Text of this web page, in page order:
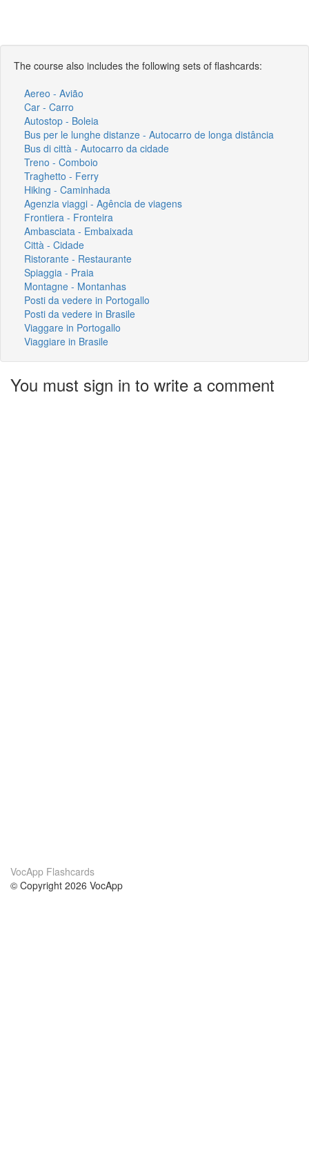
The course also includes the following sets of flashcards:
Aereo - Avião
Car - Carro
Autostop - Boleia
Bus per le lunghe distanze - Autocarro de longa distância
Bus di città - Autocarro da cidade
Treno - Comboio
Traghetto - Ferry
Hiking - Caminhada
Agenzia viaggi - Agência de viagens
Frontiera - Fronteira
Ambasciata - Embaixada
Città - Cidade
Ristorante - Restaurante
Spiaggia - Praia
Montagne - Montanhas
Posti da vedere in Portogallo
Posti da vedere in Brasile
Viaggare in Portogallo
Viaggiare in Brasile
You must sign in to write a comment
VocApp Flashcards
© Copyright 2026 VocApp